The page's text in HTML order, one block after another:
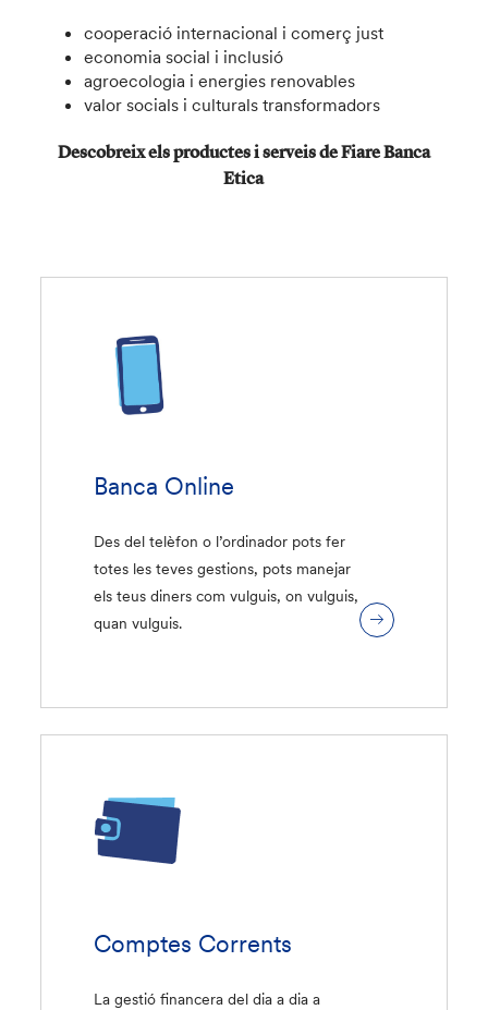
cooperació internacional i comerç just
economia social i inclusió
agroecologia i energies renovables
valor socials i culturals transformadors
Descobreix els productes i serveis de Fiare Banca
Etica
Banca Online
Des del telèfon o l’ordinador pots fer
totes les teves gestions, pots manejar
els teus diners com vulguis, on vulguis,
quan vulguis.
Comptes Corrents
La gestió financera del dia a dia a